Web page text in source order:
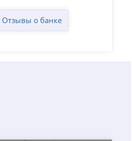
Отзывы о банке